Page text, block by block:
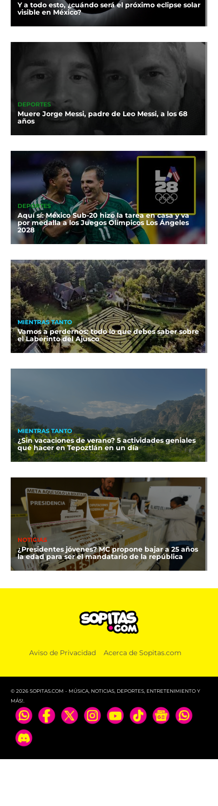
Y a todo esto, ¿cuándo será el próximo eclipse solar
visible en México?
DEPORTES
Muere Jorge Messi, padre de Leo Messi, a los 68
años
DEPORTES
Aquí sí: México Sub-20 hizo la tarea en casa y va
por medalla a los Juegos Olímpicos Los Ángeles
2028
MIENTRAS TANTO
Vamos a perdernos: todo lo que debes saber sobre
el Laberinto del Ajusco
MIENTRAS TANTO
¿Sin vacaciones de verano? 5 actividades geniales
que hacer en Tepoztlán en un día
NOTICIAS
¿Presidentes jóvenes? MC propone bajar a 25 años
la edad para ser el mandatario de la república
Aviso de Privacidad Acerca de Sopitas.com
© 2026 SOPITAS.COM - MÚSICA, NOTICIAS, DEPORTES, ENTRETENIMIENTO Y
MÁS!.